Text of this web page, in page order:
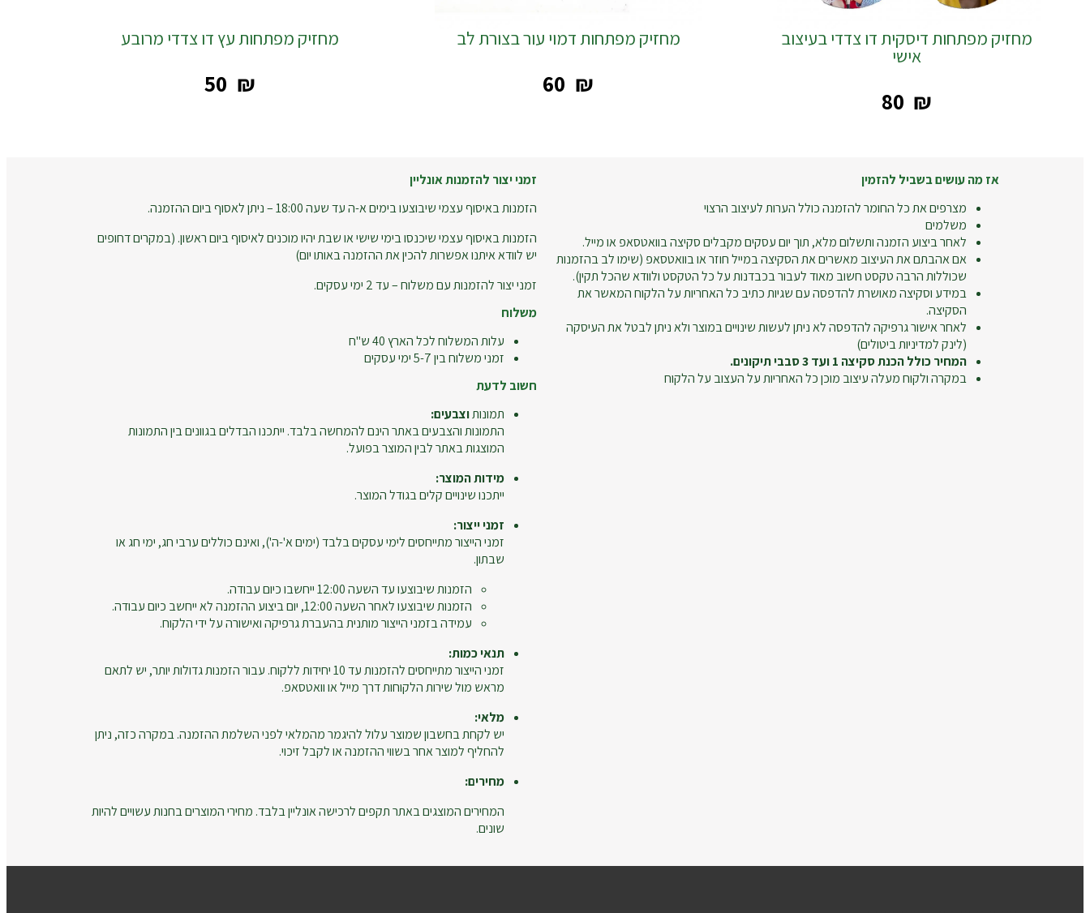
מחזיק מפתחות דיסקית דו צדדי בעיצוב
אישי
‎80 ₪
מחזיק מפתחות דמוי עור בצורת לב
‎60 ₪
מחזיק מפתחות עץ דו צדדי מרובע
‎50 ₪
אז מה עושים בשביל להזמין
מצרפים את כל החומר להזמנה כולל הערות לעיצוב הרצוי
משלמים
לאחר ביצוע הזמנה ותשלום מלא, תוך יום עסקים מקבלים סקיצה בוואטסאפ או מייל.
אם אהבתם את העיצוב מאשרים את הסקיצה במייל חוזר או בוואטסאפ (שימו לב בהזמנות
שכוללות הרבה טקסט חשוב מאוד לעבור בכבדנות על כל הטקסט ולוודא שהכל תקין).
במידע וסקיצה מאושרת להדפסה עם שגיות כתיב כל האחריות על הלקוח המאשר את
הסקיצה.
לאחר אישור גרפיקה להדפסה לא ניתן לעשות שינויים במוצר ולא ניתן לבטל את העיסקה
(לינק למדיניות ביטולים)
המחיר כולל הכנת סקיצה 1 ועד 3 סבבי תיקונים.
במקרה ולקוח מעלה עיצוב מוכן כל האחריות על העצוב על הלקוח
זמני יצור להזמנות אונליין
הזמנות באיסוף עצמי שיבוצעו בימים א-ה עד שעה 18:00 – ניתן לאסוף ביום ההזמנה.
הזמנות באיסוף עצמי שיכנסו בימי שישי או שבת יהיו מוכנים לאיסוף ביום ראשון. (במקרים דחופים
יש לוודא איתנו אפשרות להכין את ההזמנה באותו יום)
זמני יצור להזמנות עם משלוח – עד 2 ימי עסקים.
משלוח
עלות המשלוח לכל הארץ 40 ש"ח
זמני משלוח בין 5-7 ימי עסקים
חשוב לדעת
תמונותוצבעים:
התמונות והצבעים באתר הינם להמחשה בלבד. ייתכנו הבדלים בגוונים בין התמונות
המוצגות באתר לבין המוצר בפועל.
מידות המוצר:
ייתכנו שינויים קלים בגודל המוצר.
זמני ייצור:
זמני הייצור מתייחסים לימי עסקים בלבד (ימים א'-ה'), ואינם כוללים ערבי חג, ימי חג או
שבתון.
הזמנות שיבוצעו עד השעה 12:00 ייחשבו כיום עבודה.
הזמנות שיבוצעו לאחר השעה 12:00, יום ביצוע ההזמנה לא ייחשב כיום עבודה.
עמידה בזמני הייצור מותנית בהעברת גרפיקה ואישורה על ידי הלקוח.
תנאי כמות:
זמני הייצור מתייחסים להזמנות עד 10 יחידות ללקוח. עבור הזמנות גדולות יותר, יש לתאם
מראש מול שירות הלקוחות דרך מייל או וואטסאפ.
מלאי:
יש לקחת בחשבון שמוצר עלול להיגמר מהמלאי לפני השלמת ההזמנה. במקרה כזה, ניתן
להחליף למוצר אחר בשווי ההזמנה או לקבל זיכוי.
מחירים:
המחירים המוצגים באתר תקפים לרכישה אונליין בלבד. מחירי המוצרים בחנות עשויים להיות
שונים.